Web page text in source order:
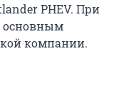
PHEV. При
основным
компании.